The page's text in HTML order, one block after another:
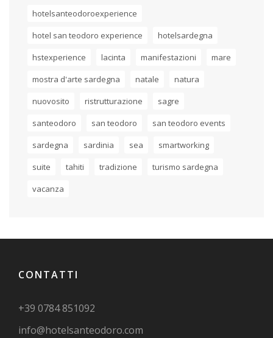
hotelsanteodoroexperience
hotel san teodoro experience
hotelsardegna
hstexperience
lacinta manifestazioni
mare
mostra d'arte sardegna
natale
natura
nuovosito
ristrutturazione
sagre
santeodoro
san teodoro
san teodoro events
sardegna
sardinia sea
smartworking
suite
tahiti tradizione
turismo sardegna
vacanza
CONTATTI
+39 0784 851092
info@hotelsanteodoro.com